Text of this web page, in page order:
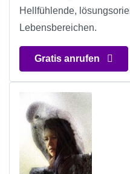
Hellfühlende,
Lebensbereichen.
Gratis anrufen